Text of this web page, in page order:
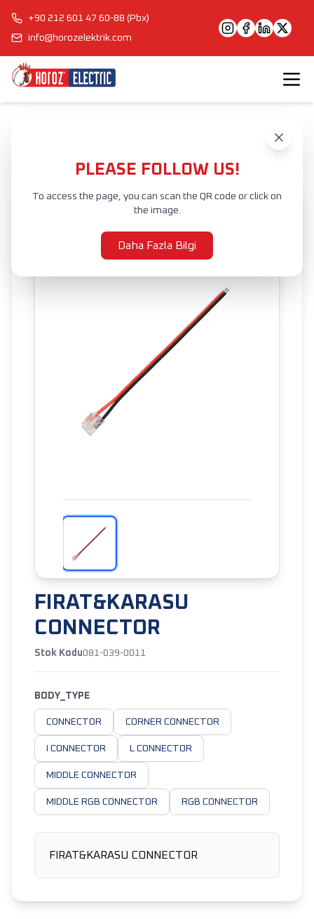
+90 212 601 47 60-88 (Pbx)
info@horozelektrik.com
PLEASE FOLLOW US!
To access the page, you can scan the QR code or click on
the image.
Daha Fazla Bilgi
FIRAT&KARASU
CONNECTOR
Stok Kodu081-039-0011
BODY_TYPE
CONNECTOR CORNER CONNECTOR
I CONNECTOR L CONNECTOR
MIDDLE CONNECTOR
MIDDLE RGB CONNECTOR RGB CONNECTOR
FIRAT&KARASU CONNECTOR